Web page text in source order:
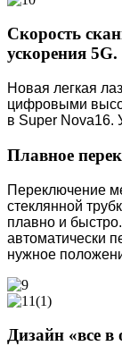
Скорость
ускорения 5G.
Новая легкая
цифровыми
в Super Nova16.
Плавное
Переключение
стеклянной
плавно и
автоматически
нужное
Дизайн «все в